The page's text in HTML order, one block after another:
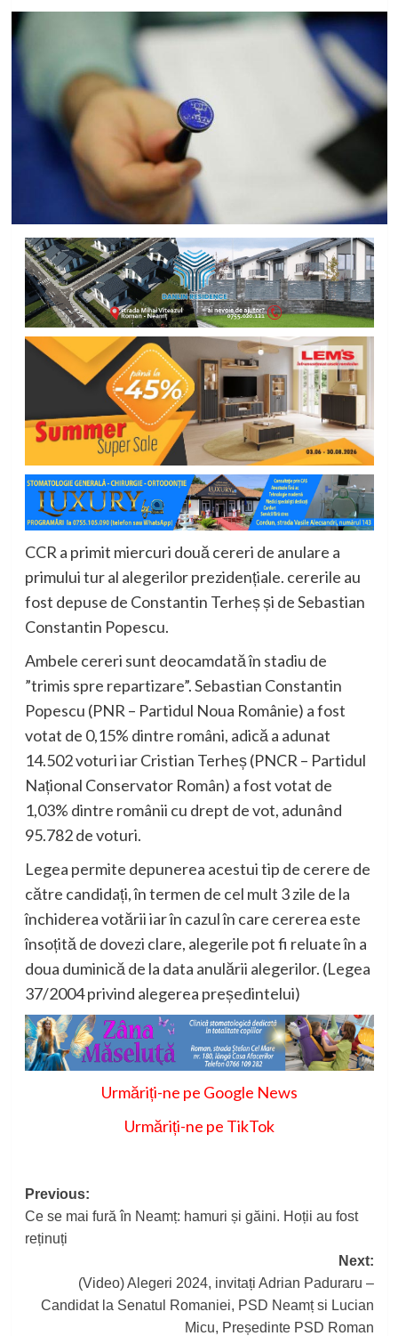
CCR a primit miercuri două cereri de anulare a
primului tur al alegerilor prezidențiale. cererile au
fost depuse de Constantin Terheș și de Sebastian
Constantin Popescu.
Ambele cereri sunt deocamdată în stadiu de
”trimis spre repartizare”. Sebastian Constantin
Popescu (PNR – Partidul Noua Românie) a fost
votat de 0,15% dintre români, adică a adunat
14.502 voturi iar Cristian Terheș (PNCR – Partidul
Național Conservator Român) a fost votat de
1,03% dintre românii cu drept de vot, adunând
95.782 de voturi.
Legea permite depunerea acestui tip de cerere de
către candidați, în termen de cel mult 3 zile de la
închiderea votării iar în cazul în care cererea este
însoțită de dovezi clare, alegerile pot fi reluate în a
doua duminică de la data anulării alegerilor. (Legea
37/2004 privind alegerea președintelui)
Urmăriți-ne pe Google News
Urmăriți-ne pe TikTok
Post
navigation
Previous:
Ce se mai fură în Neamț: hamuri și găini. Hoții au fost
reținuți
Next:
(Video) Alegeri 2024, invitați Adrian Paduraru –
Candidat la Senatul Romaniei, PSD Neamț si Lucian
Micu, Președinte PSD Roman